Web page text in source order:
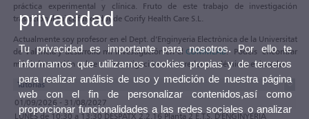
práctica experimental y clínica. Fruto de este trabajo de investigación
traslacional fui cofundador de Corify Health Care S.L.
Actualmente soy profesor en el Dept. d’Enginyeria Electrònica de la Universitat
de València y desarrollo mi investigación en el COMMLAB. Podéis encontrar
más información sobre mi investigación en las redes académicas enlazadas.
Tutorías
01/09/2026 - 31/08/2027
LUNES de 10:30 a 13:30 DESPATX 2.2.16 Planta 2 E.T.S. D'ENGINYERIA
privacidad
Tu privacidad es importante para nosotros. Por ello te
informamos que utilizamos cookies propias y de terceros
para realizar análisis de uso y medición de nuestra página
web con el fin de personalizar contenidos,así como
proporcionar funcionalidades a las redes sociales o analizar